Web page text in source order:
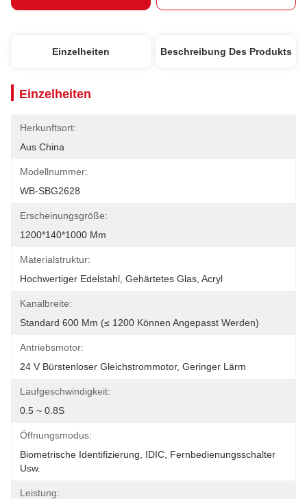
Einzelheiten Beschreibung Des Produkts
Einzelheiten
Herkunftsort:
Aus China
Modellnummer:
WB-SBG2628
Erscheinungsgröße:
1200*140*1000 Mm
Materialstruktur:
Hochwertiger Edelstahl, Gehärtetes Glas, Acryl
Kanalbreite:
Standard 600 Mm (≤ 1200 Können Angepasst Werden)
Antriebsmotor:
24 V Bürstenloser Gleichstrommotor, Geringer Lärm
Laufgeschwindigkeit:
0.5 ~ 0.8S
Öffnungsmodus:
Biometrische Identifizierung, IDIC, Fernbedienungsschalter
Usw.
Leistung: